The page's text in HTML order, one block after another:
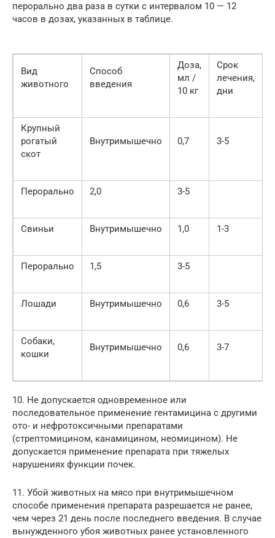
перорально два раза в сутки с интервалом 10 — 12
часов в дозах, указанных в таблице.
Вид
животного
Способ
введения
Доза,
мл /
10 кг
Срок
лечения,
дни
Крупный
рогатый
скот
Внутримышечно 0,7 3-5
Перорально 2,0 3-5
Свиньи Внутримышечно 1,0 1-3
Перорально 1,5 3-5
Лошади Внутримышечно 0,6 3-5
Собаки,
кошки
Внутримышечно 0,6 3-7
10. Не допускается одновременное или
последовательное применение гентамицина с другими
ото- и нефротоксичными препаратами
(стрептомицином, канамицином, неомицином). Не
допускается применение препарата при тяжелых
нарушениях функции почек.
11. Убой животных на мясо при внутримышечном
способе применения препарата разрешается не ранее,
чем через 21 день после последнего введения. В случае
вынужденного убоя животных ранее установленного